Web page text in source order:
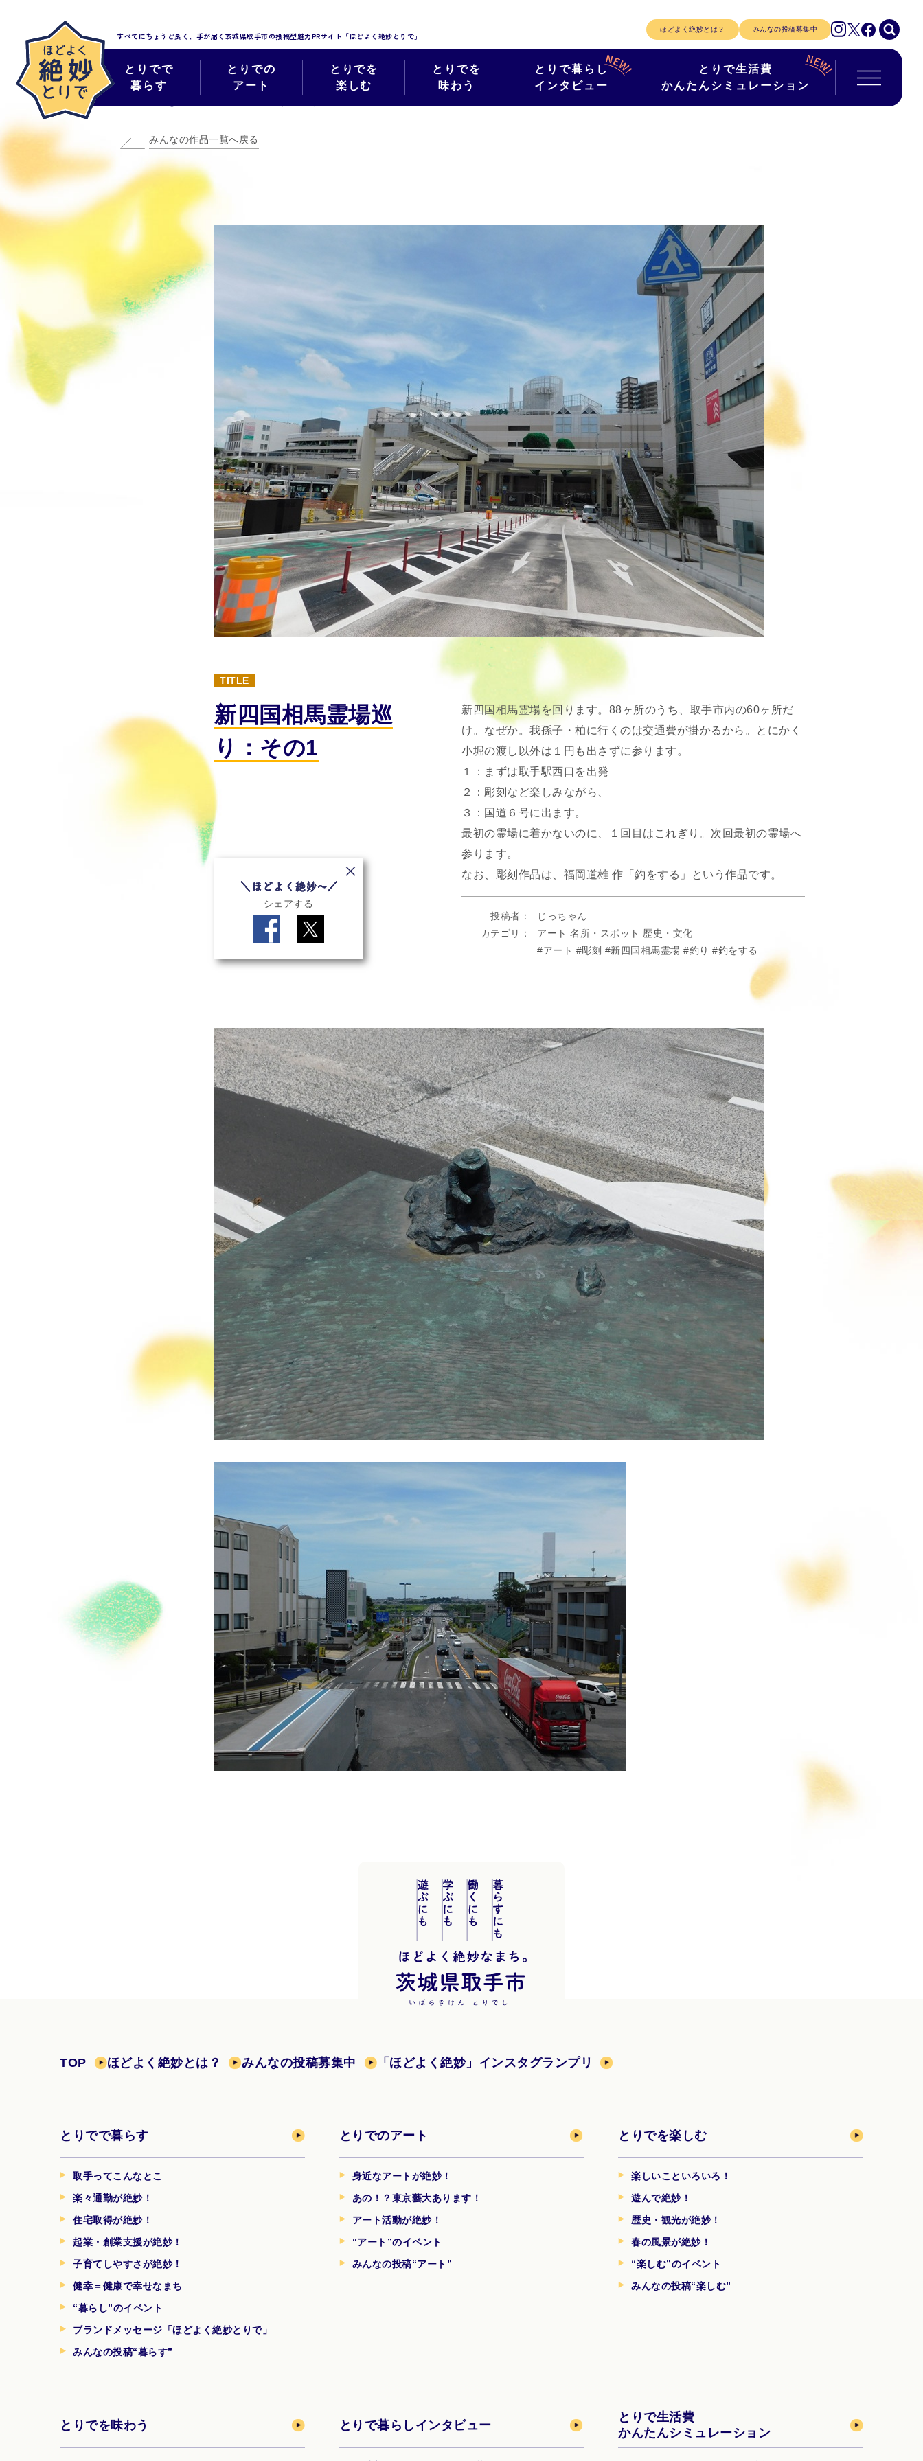
すべてにちょうど良く、手が届く 茨城県取手市の投稿型魅力PRサイト「ほどよく絶妙とりで」
ほどよく絶妙とは？ みんなの投稿募集中
とりでで
暮らす
とりでの
アート
とりでを
楽しむ
とりでを
味わう
とりで暮らし
インタビュー
とりで生活費
かんたんシミュレーション
みんなのほどよく絶妙フォト
みんなの作品一覧へ戻る
TITLE
新四国相馬霊場巡
り：その1
新四国相馬霊場を回ります。88ヶ所のうち、取手市内の60ヶ所だ
け。なぜか。我孫子・柏に行くのは交通費が掛かるから。とにかく
小堀の渡し以外は１円も出さずに参ります。
１：まずは取手駅西口を出発
２：彫刻など楽しみながら、
３：国道６号に出ます。
最初の霊場に着かないのに、１回目はこれぎり。次回最初の霊場へ
参ります。
なお、彫刻作品は、福岡道雄 作「釣をする」という作品です。
シェアする
投稿者
じっちゃん
カテゴリ
アート 名所・スポット 歴史・文化
アート
彫刻 新四国相馬霊場 釣り 釣をする
TOP ほどよく絶妙とは？ みんなの投稿募集中 「ほどよく絶妙」インスタグランプリ
とりでで暮らす
取手ってこんなとこ
楽々通勤が絶妙！
住宅取得が絶妙！
起業・創業支援が絶妙！
子育てしやすさが絶妙！
健幸＝健康で幸せなまち
“暮らし”のイベント
ブランドメッセージ「ほどよく絶妙とりで」
みんなの投稿“暮らす”
とりでのアート
身近なアートが絶妙！
あの！？東京藝大あります！
アート活動が絶妙！
“アート”のイベント
みんなの投稿“アート”
とりでを楽しむ
楽しいこといろいろ！
遊んで絶妙！
歴史・観光が絶妙！
春の風景が絶妙！
“楽しむ”のイベント
みんなの投稿“楽しむ”
とりでを味わう とりで暮らしインタビュー
とりで生活費
かんたんシミュレーション